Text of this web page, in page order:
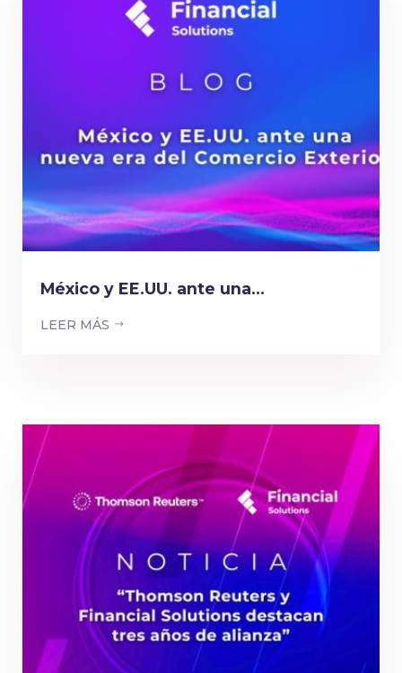
México y EE.UU. ante una...
LEER MÁS